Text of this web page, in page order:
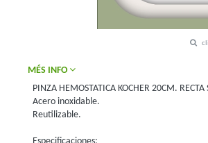
MÉS INFO
PINZA HEMOSTATICA KOCHER 20CM. RECTA
Acero inoxidable.
Reutilizable.